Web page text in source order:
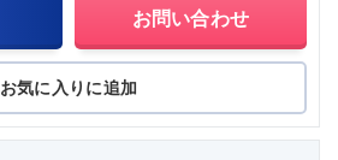
お問い合わせ
お気に入りに追加